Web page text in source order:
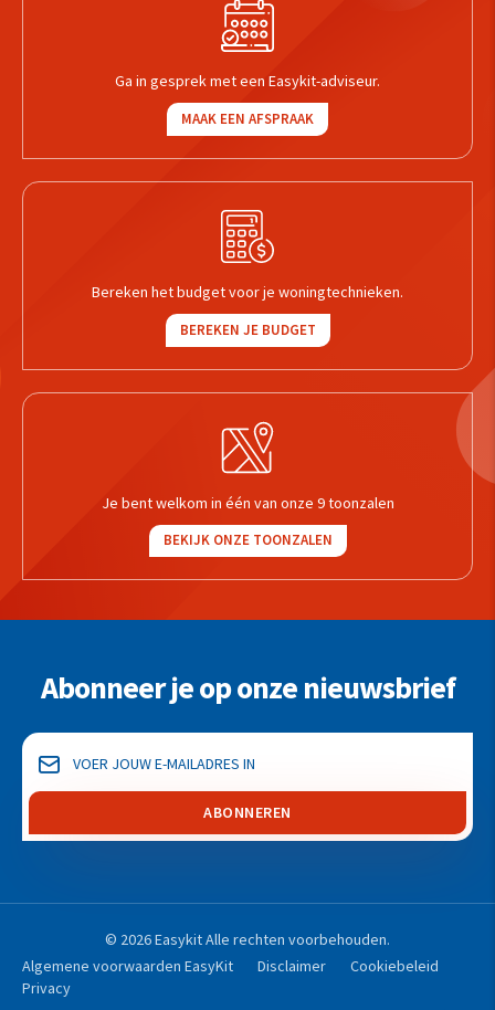
Ga in gesprek met een Easykit-adviseur.
MAAK EEN AFSPRAAK
Bereken het budget voor je woningtechnieken.
BEREKEN JE BUDGET
Je bent welkom in één van onze 9 toonzalen
BEKIJK ONZE TOONZALEN
Abonneer je op onze nieuwsbrief
ABONNEREN
© 2026 Easykit Alle rechten voorbehouden.
Algemene voorwaarden EasyKit
Disclaimer
Cookiebeleid
Privacy